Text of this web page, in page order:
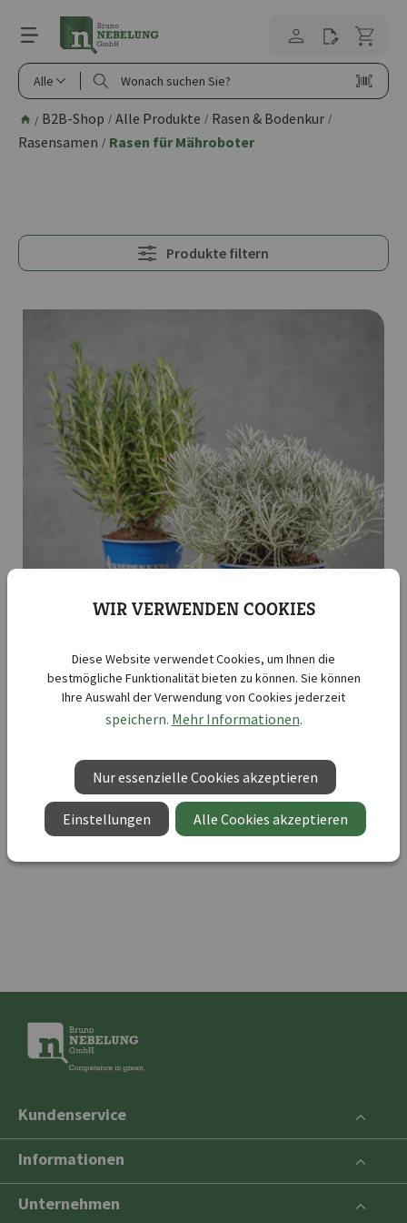
springen
Alle
/ B2B-Shop / Alle Produkte / Rasen & Bodenkur /
Rasensamen / Rasen für Mähroboter
Produkte filtern
Leider sind keine Produkte dieser Kategorie für Sie verfügbar. Das
Kategorie interessieren, so wenden Sie sich an Ihren
Ansprechpartner. Diesen finden Sie in Ihrem Benutzerkonto.
ZURÜCK ZUR SHOP-SEITE
Kundenservice
Informationen
Unternehmen
WIR VERWENDEN COOKIES
Diese Website verwendet Cookies, um Ihnen die
bestmögliche Funktionalität bieten zu können. Sie können
Ihre Auswahl der Verwendung von Cookies jederzeit
speichern. Mehr Informationen.
Nur essenzielle Cookies akzeptieren
Einstellungen Alle Cookies akzeptieren